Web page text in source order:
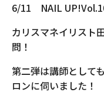
6/11 NAIL
カリスマネイリスト
問！
第二弾は講師として
ロンに伺いました！